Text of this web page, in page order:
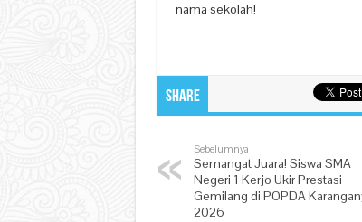
nama sekolah!
Share
Sebelumnya
Semangat Juara! Siswa SMA
Negeri 1 Kerjo Ukir Prestasi
Gemilang di POPDA
2026